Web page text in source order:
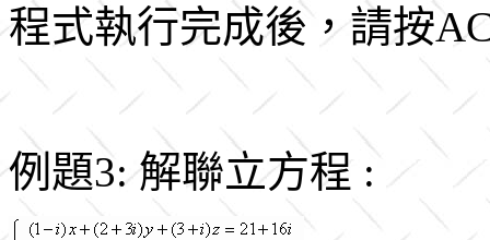
程式執行完成後，請按
例題3: 解聯立方程 :